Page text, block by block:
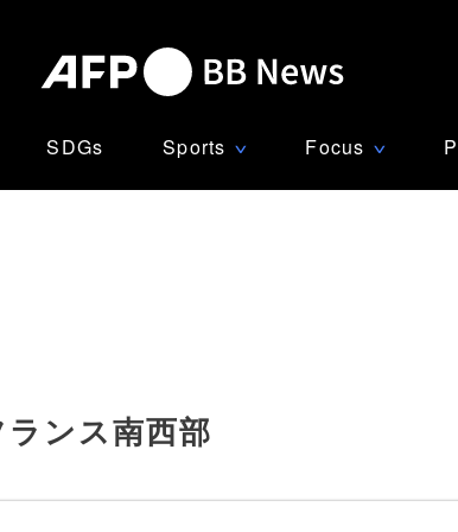
SDGs Sports ∨ Focus ∨
ンス南西部